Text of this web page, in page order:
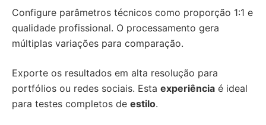
Configure parâmetros técnicos como proporção 1:1 e
qualidade profissional. O processamento gera
múltiplas variações para comparação.
Exporte os resultados em alta resolução para
portfólios ou redes sociais. Esta experiência é ideal
para testes completos de estilo.